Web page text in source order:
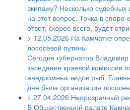
экипажу? Несколько судебных
на этот вопрос. Точка в
ответ, скорее всего, будет
> 12.05.2026 На Камчатке
лососевой путины
Сегодня губернатор
заседание краевой комиссии
анадромных видов рыб.
дня была организация
> 27.04.2026 Непрозрачный
В Общественной палате